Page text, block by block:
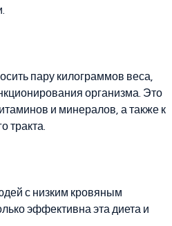
пару килограммов веса,
организма. Это
и минералов, а также к
тракта.
с низким кровяным
эффективна эта диета и